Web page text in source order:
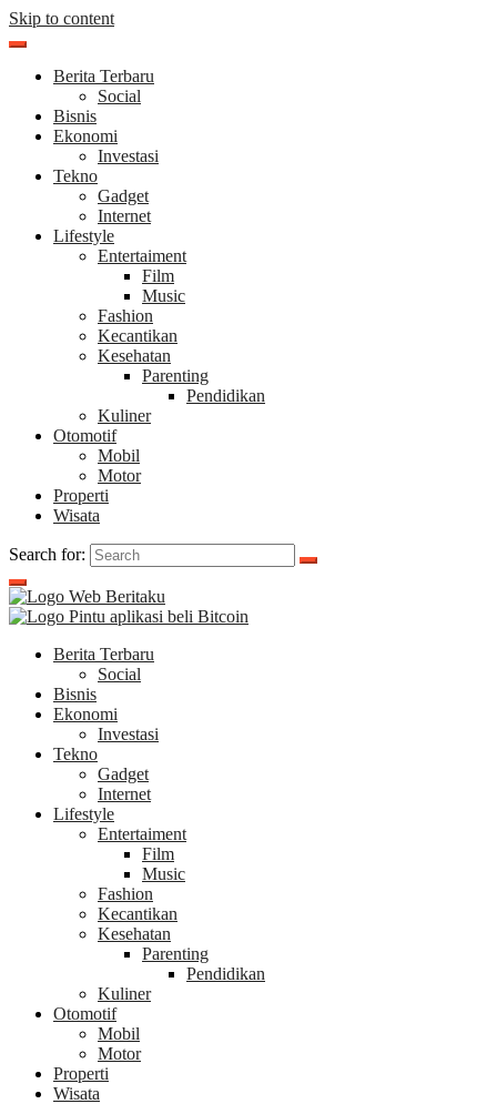
Skip to content
Berita Terbaru
Social
Bisnis
Ekonomi
Investasi
Tekno
Gadget
Internet
Lifestyle
Entertaiment
Film
Music
Fashion
Kecantikan
Kesehatan
Parenting
Pendidikan
Kuliner
Otomotif
Mobil
Motor
Properti
Wisata
Search for:
Berita Terbaru
Social
Bisnis
Ekonomi
Investasi
Tekno
Gadget
Internet
Lifestyle
Entertaiment
Film
Music
Fashion
Kecantikan
Kesehatan
Parenting
Pendidikan
Kuliner
Otomotif
Mobil
Motor
Properti
Wisata